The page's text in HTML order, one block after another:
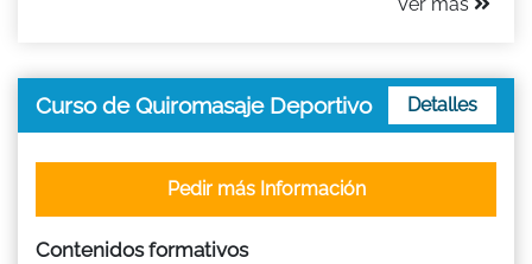
Curso de Quiromasaje Deportivo Detalles
Pedir más Información
Contenidos formativos